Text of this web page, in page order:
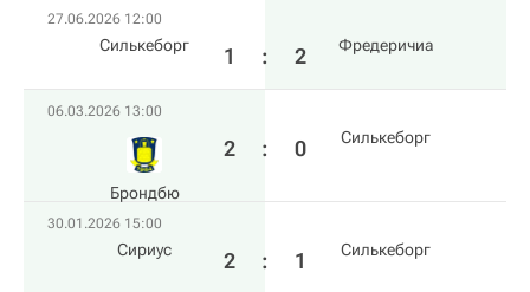
27.06.2026 12:00
Силькеборг 1 : 2 Фредеричиа
06.03.2026 13:00
Брондбю
2 : 0 Силькеборг
30.01.2026 15:00
Сириус 2 : 1 Силькеборг